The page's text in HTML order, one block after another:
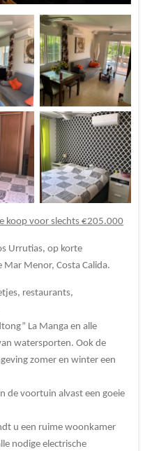
koop voor slechts €205.000
Urrutias, op korte
Menor, Costa Calida.
restaurants,
La Manga en alle
watersporten. Ook de
zomer en winter een
de voortuin alvast een goeie
u een ruime woonkamer
nodige electrische